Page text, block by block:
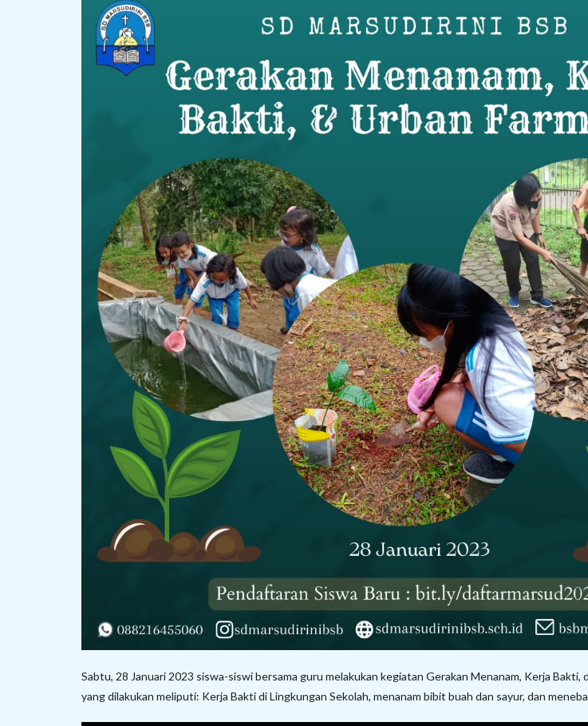
Sabtu, 28 Januari 2023 siswa-siswi bersama guru melakukan kegiatan Gerakan Menanam, Kerja Bakti,
yang dilakukan meliputi: Kerja Bakti di Lingkungan Sekolah, menanam bibit buah dan sayur, dan